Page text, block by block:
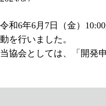
令和6年6月7日（金）
動を行いました。
当協会としては、「開発